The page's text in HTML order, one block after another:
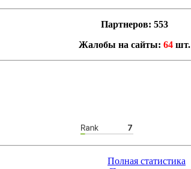
Партнеров: 553
Жалобы на сайты: 64 шт.
Полная статистика